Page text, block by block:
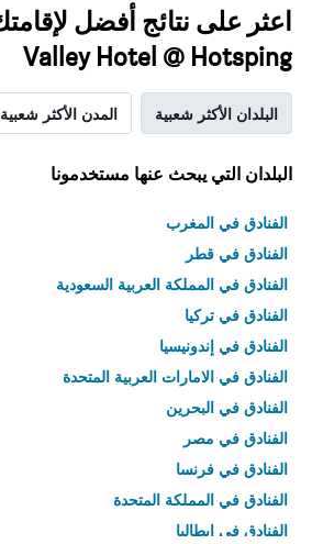
Valley Hotel @ Hotsping
البلدان الأكثر شعبية المدن الأكثر شعبية
البلدان التي يبحث عنها مستخدمونا
الفنادق في المغرب
الفنادق في قطر
الفنادق في المملكة العربية السعودية
الفنادق في تركيا
الفنادق في إندونيسيا
الفنادق في الامارات العربية المتحدة
الفنادق في البحرين
الفنادق في مصر
الفنادق في فرنسا
الفنادق في المملكة المتحدة
الفنادق في إيطاليا